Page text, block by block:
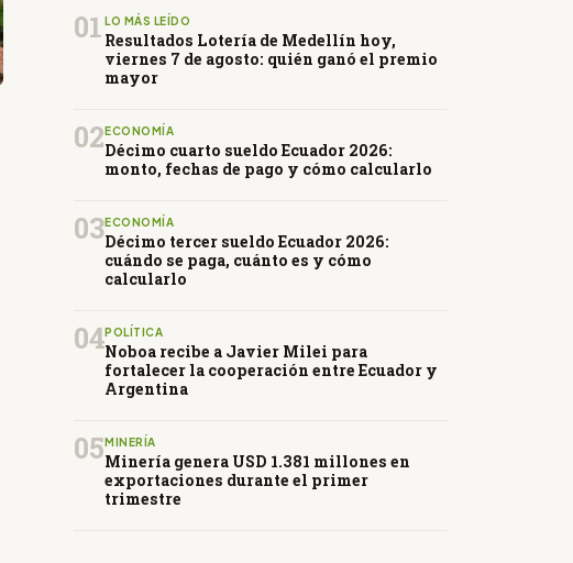
01 LO MÁS LEÍDO
Resultados Lotería de Medellín hoy,
viernes 7 de agosto: quién ganó el premio
mayor
02 ECONOMÍA
Décimo cuarto sueldo Ecuador 2026:
monto, fechas de pago y cómo calcularlo
03ECONOMÍA
Décimo tercer sueldo Ecuador 2026:
cuándo se paga, cuánto es y cómo
calcularlo
04POLÍTICA
Noboa recibe a Javier Milei para
fortalecer la cooperación entre Ecuador y
Argentina
05 MINERÍA
Minería genera USD 1.381 millones en
exportaciones durante el primer
trimestre